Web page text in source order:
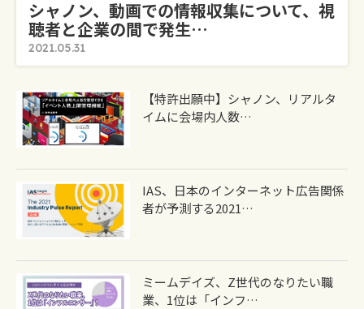
シャノン、動画での情報収集について、視
聴者と企業の間で発生…
2021.05.31
【特許出願中】シャノン、リアルタ
イムに会場内人数…
IAS、日本のインターネット広告関係
者が予測する2021…
ミームデイズ、Z世代のなりたい職
業、1位は「インフ…